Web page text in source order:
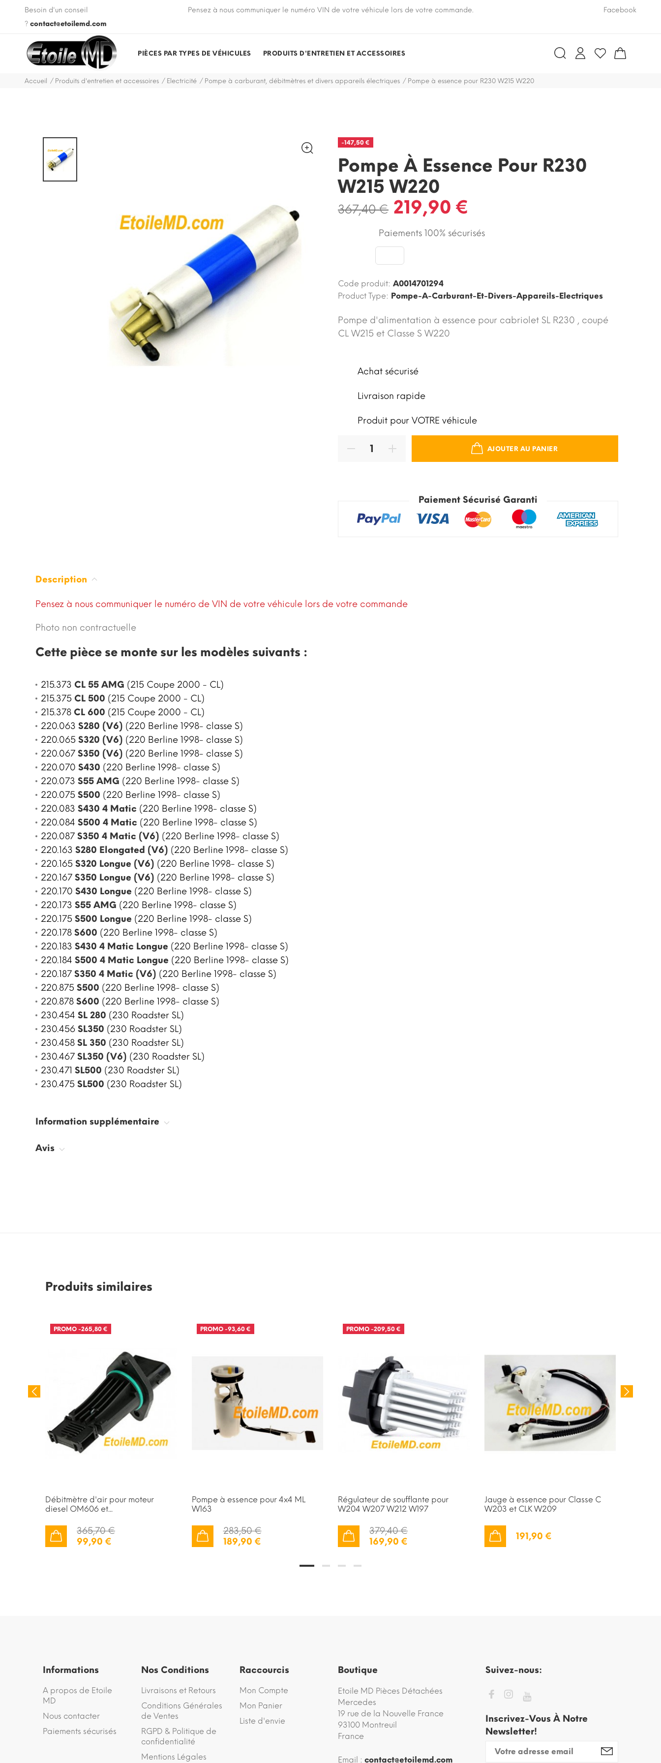
Besoin d'un conseil
? contact@etoilemd.com
VIN de votre véhicule lors de votre commande. Pensez à nous communiquer le numéro VIN de votre véhicule lors de votre commande. Pensez à nous communiquer le numéro VIN
Facebook
PIÈCES PAR TYPES DE VÉHICULES PRODUITS D'ENTRETIEN ET ACCESSOIRES
Accueil Produits d'entretien et accessoires Electricité Pompe à carburant, débitmètres et divers appareils électriques Pompe à essence pour R230 W215 W220
-147,50 €
Pompe À Essence Pour R230
W215 W220
367,40 € 219,90 €
Paiements 100% sécurisés
Code produit: A0014701294
Product Type: Pompe-A-Carburant-Et-Divers-Appareils-Electriques
Pompe d'alimentation à essence pour cabriolet SL R230 , coupé
CL W215 et Classe S W220
Achat sécurisé
Livraison rapide
Produit pour VOTRE véhicule
AJOUTER AU PANIER
Paiement Sécurisé Garanti
Description
Pensez à nous communiquer le numéro de VIN de votre véhicule lors de votre commande
Photo non contractuelle
Cette pièce se monte sur les modèles suivants :
215.373 CL 55 AMG (215 Coupe 2000 - CL)
215.375 CL 500 (215 Coupe 2000 - CL)
215.378 CL 600 (215 Coupe 2000 - CL)
220.063 S280 (V6) (220 Berline 1998- classe S)
220.065 S320 (V6) (220 Berline 1998- classe S)
220.067 S350 (V6) (220 Berline 1998- classe S)
220.070 S430 (220 Berline 1998- classe S)
220.073 S55 AMG (220 Berline 1998- classe S)
220.075 S500 (220 Berline 1998- classe S)
220.083 S430 4 Matic (220 Berline 1998- classe S)
220.084 S500 4 Matic (220 Berline 1998- classe S)
220.087 S350 4 Matic (V6) (220 Berline 1998- classe S)
220.163 S280 Elongated (V6) (220 Berline 1998- classe S)
220.165 S320 Longue (V6) (220 Berline 1998- classe S)
220.167 S350 Longue (V6) (220 Berline 1998- classe S)
220.170 S430 Longue (220 Berline 1998- classe S)
220.173 S55 AMG (220 Berline 1998- classe S)
220.175 S500 Longue (220 Berline 1998- classe S)
220.178 S600 (220 Berline 1998- classe S)
220.183 S430 4 Matic Longue (220 Berline 1998- classe S)
220.184 S500 4 Matic Longue (220 Berline 1998- classe S)
220.187 S350 4 Matic (V6) (220 Berline 1998- classe S)
220.875 S500 (220 Berline 1998- classe S)
220.878 S600 (220 Berline 1998- classe S)
230.454 SL 280 (230 Roadster SL)
230.456 SL350 (230 Roadster SL)
230.458 SL 350 (230 Roadster SL)
230.467 SL350 (V6) (230 Roadster SL)
230.471 SL500 (230 Roadster SL)
230.475 SL500 (230 Roadster SL)
Information supplémentaire
Avis
Produits similaires
PROMO -265,80 €
Débitmètre d'air pour moteur
diesel OM606 et...
365,70 €
99,90 €
PROMO-93,60 €
Pompe à essence pour 4x4 ML
W163
283,50 €
189,90 €
PROMO -209,50 €
Régulateur de soufflante pour
W204 W207 W212 W197
379,40 €
169,90 €
Jauge à essence pour Classe C
W203 et CLK W209
191,90 €
Informations
A propos de Etoile
MD
Nous contacter
Paiements sécurisés
Nos Conditions
Livraisons et Retours
Conditions Générales
de Ventes
RGPD & Politique de
confidentialité
Mentions Légales
Raccourcis
Mon Compte
Mon Panier
Liste d'envie
Boutique
Etoile MD Pièces Détachées
Mercedes
19 rue de la Nouvelle France
93100 Montreuil
France
Email : contact@etoilemd.com
Suivez-nous:
Inscrivez-Vous À Notre
Newsletter!